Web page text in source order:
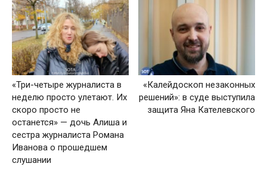
«Три-четыре журналиста в
неделю просто улетают. Их
скоро просто не
останется» — дочь Алиша и
сестра журналиста Романа
Иванова о прошедшем
слушании
«Калейдоскоп незаконных
решений»: в суде выступила
защита Яна Кателевского